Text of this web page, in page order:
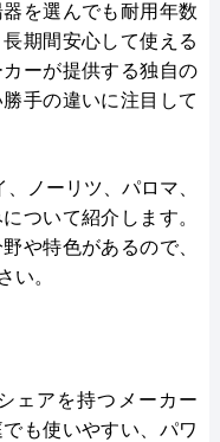
を選んでも耐用年数
期間安心して使える
ーが提供する独自の
手の違いに注目して
ノーリツ、パロマ、
ついて紹介します。
や特色があるので、
い。
ェアを持つメーカー
も使いやすい、パワ